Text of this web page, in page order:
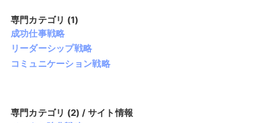
専門カテゴリ (1)
成功仕事戦略
リーダーシップ戦略
コミュニケーション戦略
専門カテゴリ (2) / サイト情報